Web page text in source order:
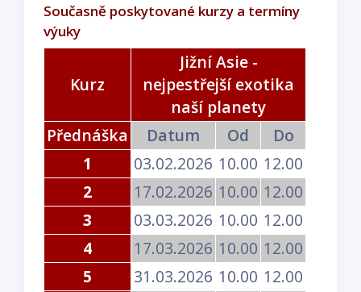
Současně poskytované kurzy a termíny
výuky
Kurz
Jižní Asie -
nejpestřejší exotika
naší planety
Přednáška
Datum Od
Do
1
03.02.2026 10.00 12.00
2
17.02.2026 10.00 12.00
3
03.03.2026 10.00 12.00
4
17.03.2026 10.00 12.00
5
31.03.2026 10.00 12.00